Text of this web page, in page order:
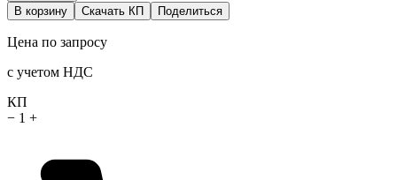
В корзину
Скачать КП Поделиться
Цена по запросу
с учетом НДС
КП
− 1 +